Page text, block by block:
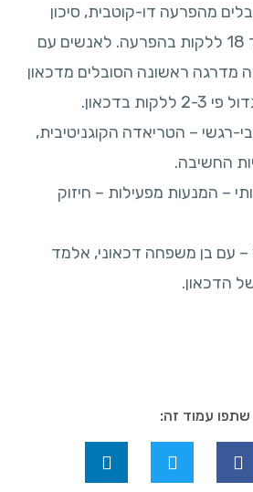
מהפרעה דו-קוטבית, סיכון
גדול פי 8 עד 18 ללקות בהפרעה. לאנשים עם
מדרגה ראשונה הסובלים מדכאון
בדכאון.
רגשי – הטריאדה הקוגניטיבית,
החשיבה.
– המנעות מפעילות – חיזוק
– עם בן משפחה דכאוני, אלמד
הדכאון.
שתפו עמוד זה: